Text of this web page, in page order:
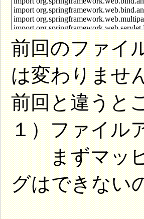
前回のファイ
は変わりませ
前回と違うと
１）ファイル
まずマッピ
グはできない